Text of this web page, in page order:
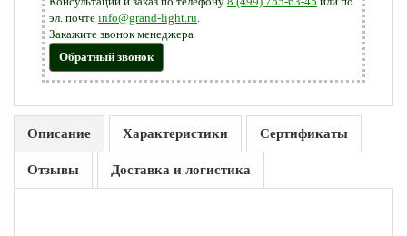
эл. почте info@grand-light.ru.
Закажите звонок менеджера
Обратный звонок
Описание Характеристики Сертификаты
Отзывы Доставка и логистика